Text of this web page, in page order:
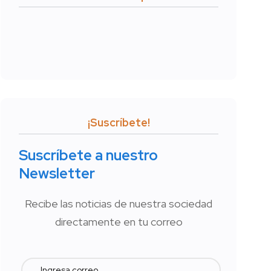
¡Suscríbete!
Suscríbete a nuestro
Newsletter
Recibe las noticias de nuestra sociedad
directamente en tu correo